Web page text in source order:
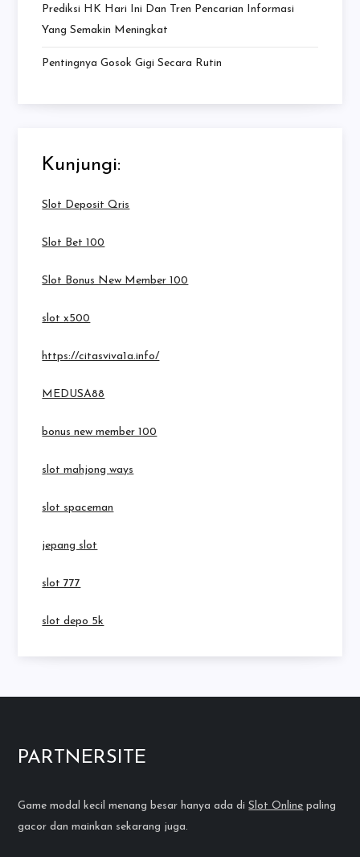
Prediksi HK Hari Ini Dan Tren Pencarian Informasi
Yang Semakin Meningkat
Pentingnya Gosok Gigi Secara Rutin
Kunjungi:
Slot Deposit Qris
Slot Bet 100
Slot Bonus New Member 100
slot x500
https://citasviva1a.info/
MEDUSA88
bonus new member 100
slot mahjong ways
slot spaceman
jepang slot
slot 777
slot depo 5k
PARTNERSITE
Game modal kecil menang besar hanya ada diSlot Online paling
gacor dan mainkan sekarang juga.